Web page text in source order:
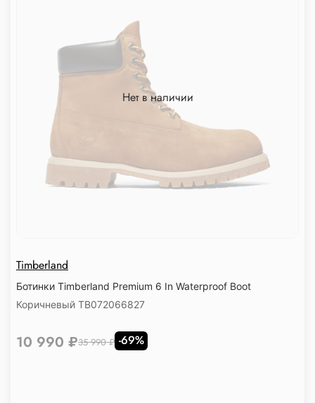
Нет в наличии
Timberland
Ботинки Timberland Premium 6 In Waterproof Boot
Коричневый TB072066827
10 990 ₽35 990 ₽ -69%